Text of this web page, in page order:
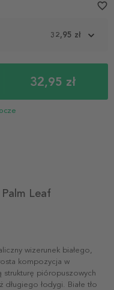
32,95 zł
32,95 zł
favorite_border
Leaf
wizerunek białego,
kompozycja w
strukturę pióropuszowych
długiego łodygi. Białe tło